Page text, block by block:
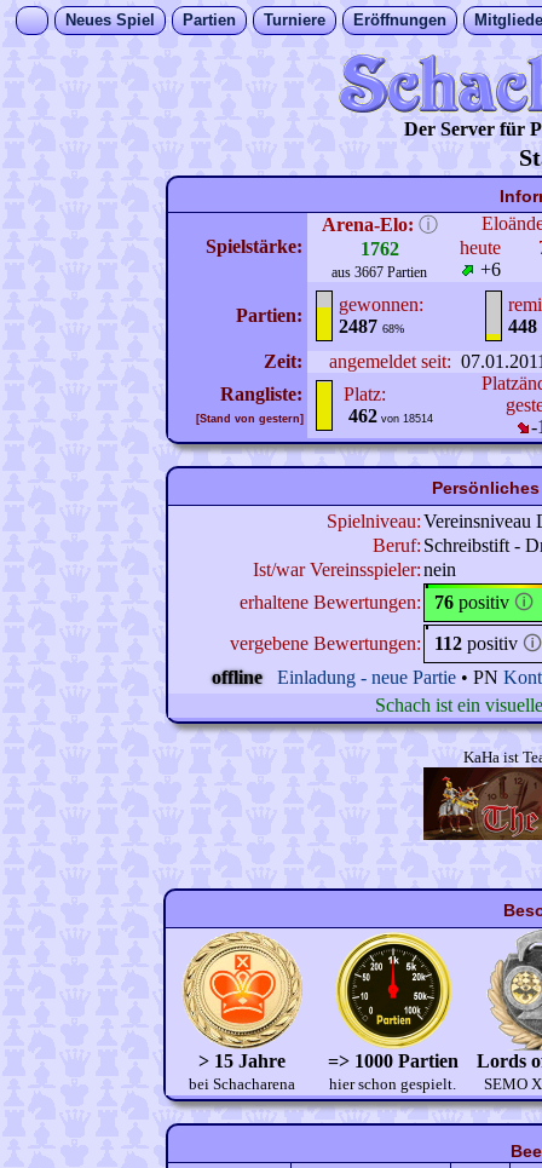
Neues Spiel Partien Turniere Eröffnungen
Der Server für
Spielstärke:
Arena-Elo: ⓘ
1762
aus 3667 Partien
heute
+6
Partien:
gewonnen:
2487 68%
448
Zeit:
angemeldet seit:
Rangliste:
[Stand von gestern]
Platz:
462 von 18514
-
Spielniveau:Vereinsniveau
Beruf: Schreibstift -
Ist/war Vereinsspieler:nein
erhaltene Bewertungen:
76 positiv 🛈
vergebene Bewertungen:
112 positiv 🛈
offline
Einladung - neue Partie • PN
Schach ist ein
KaHa ist
> 15 Jahre
bei Schacharena
=> 1000 Partien
hier schon gespielt.
Lords
SEMO